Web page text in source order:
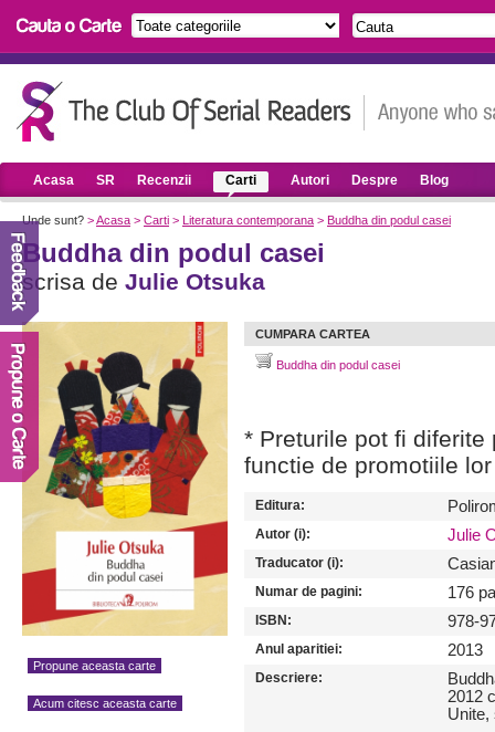
Acasa SR Recenzii Carti Autori Despre Blog
Unde sunt? >Acasa > Carti > Literatura contemporana > Buddha din podul casei
Buddha din podul casei
scrisa de Julie Otsuka
Propune aceasta carte
Acum citesc aceasta carte
CUMPARA CARTEA
Buddha din podul casei
* Preturile pot fi
functie de promotiile
Editura:
Autor (i): Julie
Traducator (i):
Numar de pagini: 176
ISBN: 978-
Anul aparitiei: 2013
Descriere:
2012
Unite,